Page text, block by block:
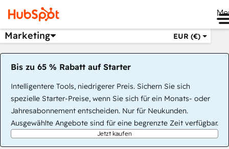
Marketing EUR (€)
Bis zu 65 % Rabatt auf Starter
Intelligentere Tools, niedrigerer Preis. Sichern Sie sich
spezielle Starter-Preise, wenn Sie sich für ein Monats- oder
Jahresabonnement entscheiden. Nur für Neukunden.
Ausgewählte Angebote sind für eine begrenzte Zeit verfügbar.
Jetzt kaufen